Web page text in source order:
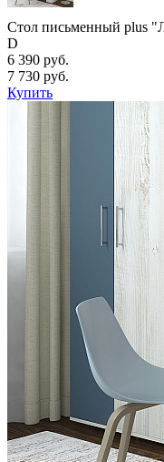
Стол письменный plus
D
6 390 руб.
7 730 руб.
Купить